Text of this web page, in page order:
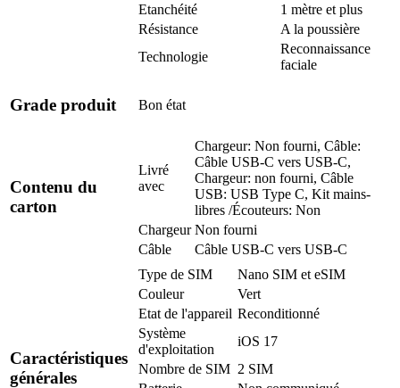
Etanchéité
1 mètre et plus
Résistance
A la poussière
Technologie
Reconnaissance
faciale
Grade produit Bon état
Contenu du
carton
Livré
avec
Chargeur: Non fourni, Câble:
Câble USB-C vers USB-C,
Chargeur: non fourni, Câble
USB: USB Type C, Kit mains-
libres /Écouteurs: Non
Chargeur Non fourni
Câble
Câble USB-C vers USB-C
Caractéristiques
générales
Type de SIM
Nano SIM et eSIM
Couleur
Vert
Etat de l'appareil Reconditionné
Système
d'exploitation
iOS 17
Nombre de SIM 2 SIM